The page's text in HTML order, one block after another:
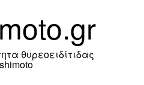
θυρεοειδίτιδας